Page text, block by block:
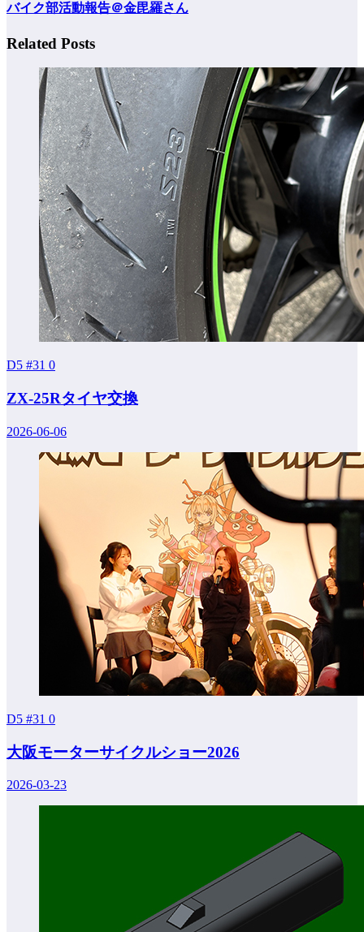
バイク部活動報告＠金毘羅さん
Related Posts
D5 #31 0
ZX-25Rタイヤ交換
2026-06-06
D5 #31 0
大阪モーターサイクルショー2026
2026-03-23